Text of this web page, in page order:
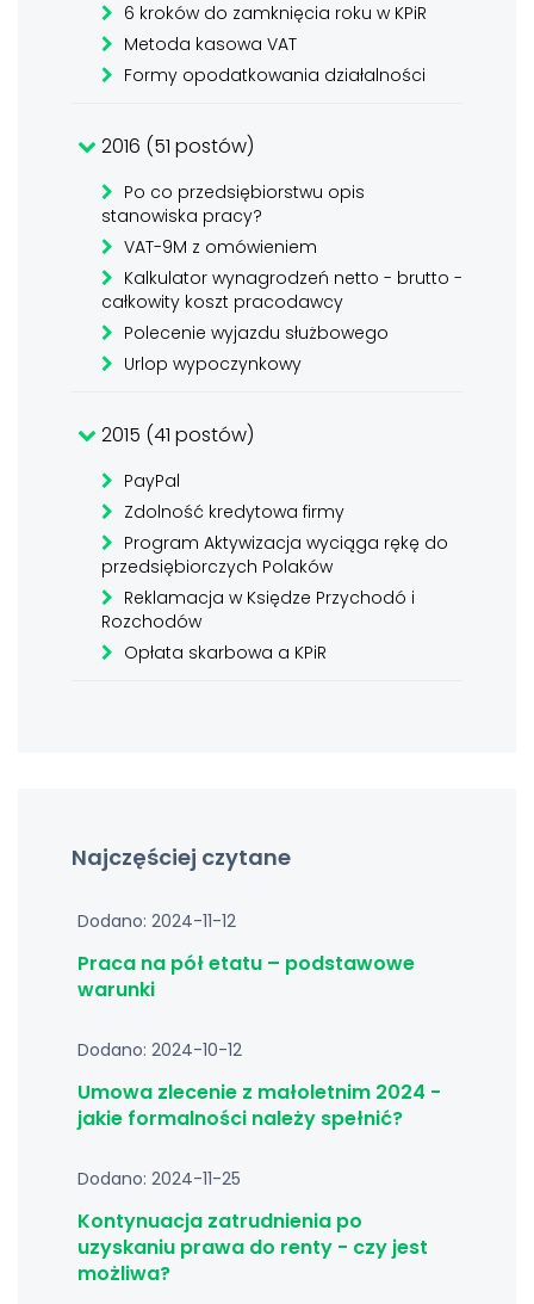
6 kroków do zamknięcia roku w KPiR
Metoda kasowa VAT
Formy opodatkowania działalności
2016 (51 postów)
Po co przedsiębiorstwu opis
stanowiska pracy?
VAT-9M z omówieniem
Kalkulator wynagrodzeń netto - brutto -
całkowity koszt pracodawcy
Polecenie wyjazdu służbowego
Urlop wypoczynkowy
2015 (41 postów)
PayPal
Zdolność kredytowa firmy
Program Aktywizacja wyciąga rękę do
przedsiębiorczych Polaków
Reklamacja w Księdze Przychodó i
Rozchodów
Opłata skarbowa a KPiR
Najczęściej czytane
Dodano: 2024-11-12
Praca na pół etatu – podstawowe
warunki
Dodano: 2024-10-12
Umowa zlecenie z małoletnim 2024 -
jakie formalności należy spełnić?
Dodano: 2024-11-25
Kontynuacja zatrudnienia po
uzyskaniu prawa do renty - czy jest
możliwa?